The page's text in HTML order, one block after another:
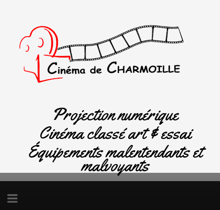
Projection numérique
Cinéma classé art & essai
Équipements malentendants et
malvoyants